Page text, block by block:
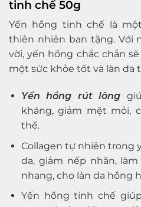
tinh chế 50g
Yến hồng tinh chế là
thiên nhiên ban tặng. Với
vời, yến hồng chắc chắn
một sức khỏe tốt và làn da
Yến hồng rút lông
kháng, giảm mệt mỏi,
thể.
Collagen tự nhiên trong
da, giảm nếp nhăn,
nhang, cho làn da hồng
Yến hồng tinh chế